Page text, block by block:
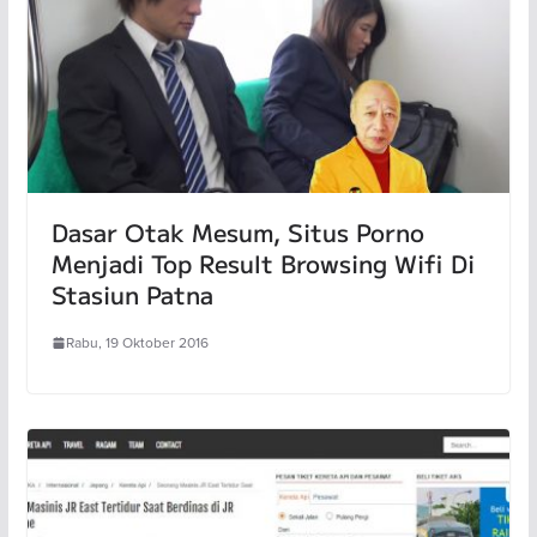
Dasar Otak Mesum, Situs Porno
Menjadi Top Result Browsing Wifi Di
Stasiun Patna
Rabu, 19 Oktober 2016